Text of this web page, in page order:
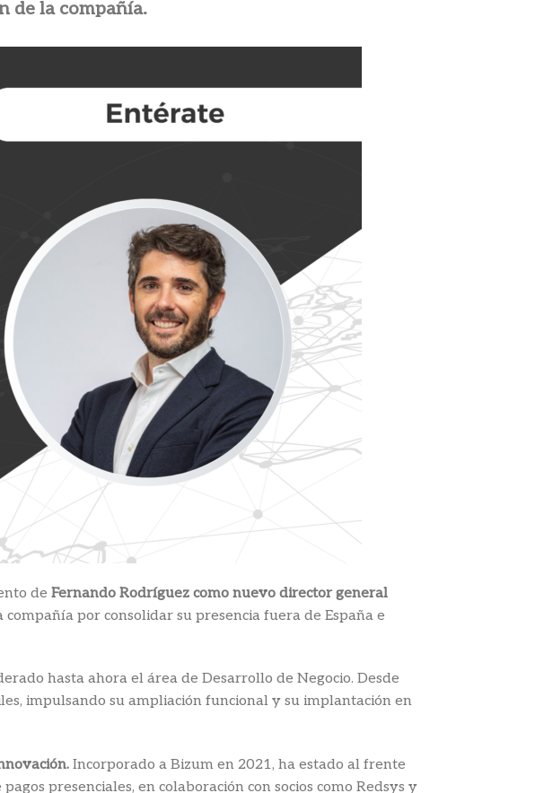
de la compañía.
de Fernando Rodríguez como nuevo director general
por consolidar su presencia fuera de España e
hasta ahora el área de Desarrollo de Negocio. Desde
impulsando su ampliación funcional y su implantación en
Incorporado a Bizum en 2021, ha estado al frente
presenciales, en colaboración con socios como Redsys y